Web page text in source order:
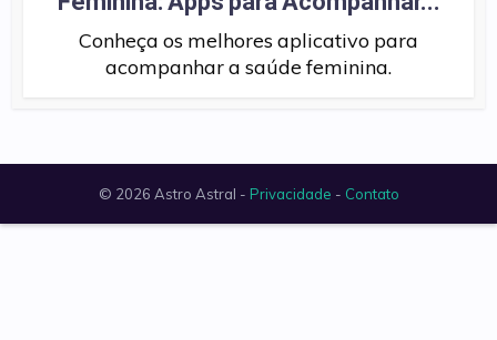
Conheça os melhores aplicativo para
acompanhar a saúde feminina.
© 2026 Astro Astral - Privacidade - Contato